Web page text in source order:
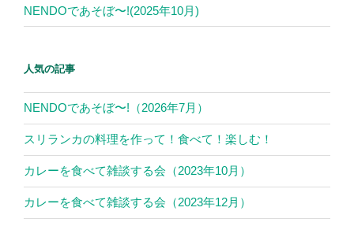
NENDOであそぼ〜!(2025年10月)
人気の記事
NENDOであそぼ〜!（2026年7月）
スリランカの料理を作って！食べて！楽しむ！
カレーを食べて雑談する会（2023年10月）
カレーを食べて雑談する会（2023年12月）